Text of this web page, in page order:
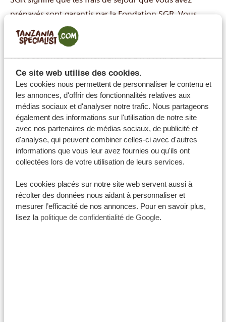
Ce site web utilise des cookies.
Les cookies nous permettent de personnaliser le contenu et
les annonces, d'offrir des fonctionnalités relatives aux
médias sociaux et d'analyser notre trafic. Nous partageons
également des informations sur l'utilisation de notre site
avec nos partenaires de médias sociaux, de publicité et
d'analyse, qui peuvent combiner celles-ci avec d'autres
informations que vous leur avez fournies ou qu'ils ont
collectées lors de votre utilisation de leurs services.
Les cookies placés sur notre site web servent aussi à
récolter des données nous aidant à personnaliser et
mesurer l’efficacité de nos annonces. Pour en savoir plus,
lisez la politique de confidentialité de Google.
prépayés sont garantis par la Fondation SGR. Vous
trouverez plus d’informations sur ce certificat ici
https://www.sgr.nl/english/
Nous sommes également affiliés à l’ANVR. Qu’est-ce
que c’est, l’ANVR ? L’ANVR est l’Association générale
néerlandaise des entreprises de voyage. C’est une
association commerciale qui représente les intérêts
des organisateurs de voyages tels que les agences de
voyages. Mais l’ANVR est un organisme également
important pour les consommateurs. Si vous réservez
votre voyage auprès d’un organisme affilié à l’ANVR,
exemple, sur la qualité des conseils de voyage et le
traitement approprié des réclamations. L’ANVR vous
assure également que vous récupérerez votre argent